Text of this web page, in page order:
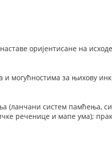
оријентисане на
могућностима за њихову
(ланчани систем памћења,
реченице и мапе ума);